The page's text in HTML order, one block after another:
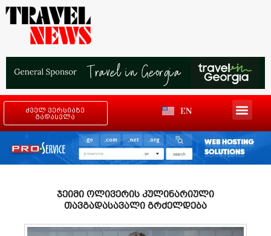
ძველ ვერსიაზე
გადასვლა
EN
ჯეიმი ოლივერის კულინარიული
თავგადასავალი გრძელდება